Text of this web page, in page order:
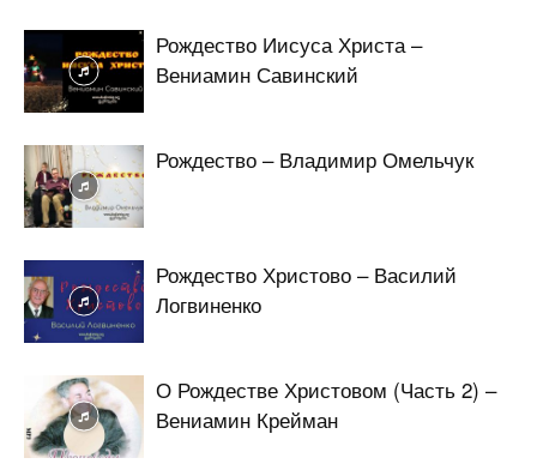
Рождество Иисуса Христа –
Вениамин Савинский
Рождество – Владимир Омельчук
Рождество Христово – Василий
Логвиненко
О Рождестве Христовом (Часть 2) –
Вениамин Крейман